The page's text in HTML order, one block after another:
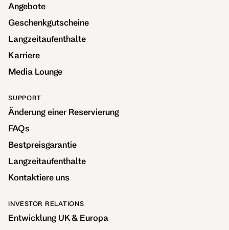
Angebote
Geschenkgutscheine
Langzeitaufenthalte
Karriere
Media Lounge
SUPPORT
Änderung einer Reservierung
FAQs
Bestpreisgarantie
Langzeitaufenthalte
Kontaktiere uns
INVESTOR RELATIONS
Entwicklung UK & Europa